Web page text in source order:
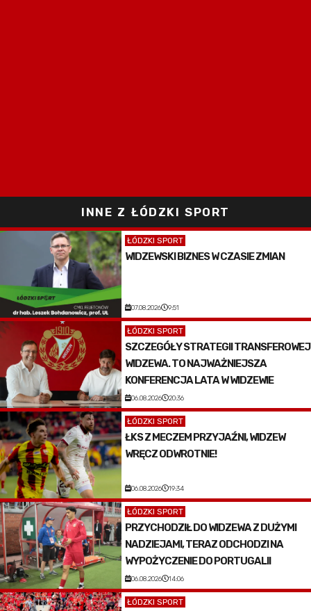
INNE Z ŁÓDZKI SPORT
ŁÓDZKI SPORT
WIDZEWSKI BIZNES W CZASIE ZMIAN
07.08.2026 9:51
ŁÓDZKI SPORT
SZCZEGÓŁY STRATEGII TRANSFEROWEJ
WIDZEWA. TO NAJWAŻNIEJSZA
KONFERENCJA LATA W WIDZEWIE
06.08.2026 20:36
ŁÓDZKI SPORT
ŁKS Z MECZEM PRZYJAŹNI, WIDZEW
WRĘCZ ODWROTNIE!
06.08.2026 19:34
ŁÓDZKI SPORT
PRZYCHODZIŁ DO WIDZEWA Z DUŻYMI
NADZIEJAMI, TERAZ ODCHODZI NA
WYPOŻYCZENIE DO PORTUGALII
06.08.2026 14:06
ŁÓDZKI SPORT